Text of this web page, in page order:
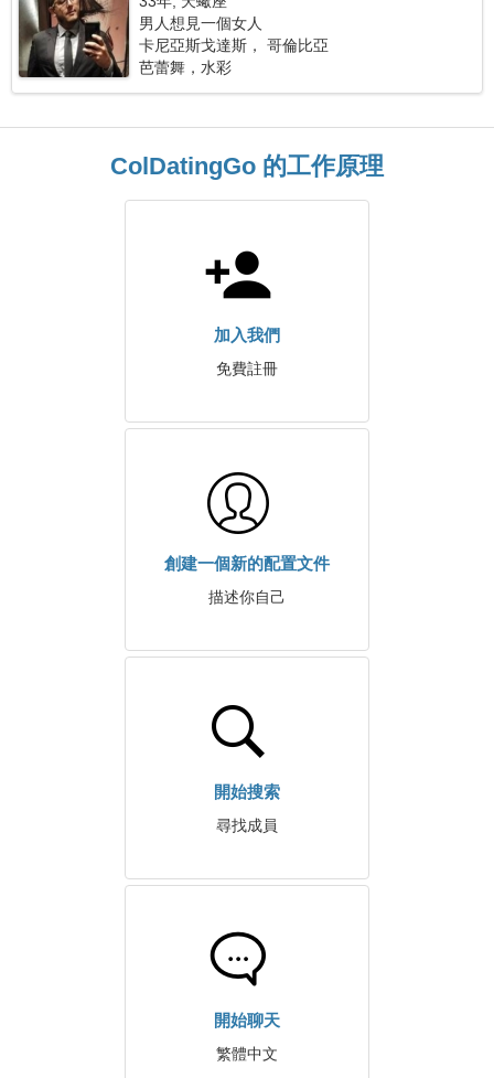
男人想見一個女人
卡尼亞斯戈達斯， 哥倫比亞
芭蕾舞，水彩
ColDatingGo 的工作原理
加入我們
免費註冊
創建一個新的配置文件
描述你自己
開始搜索
尋找成員
開始聊天
繁體中文